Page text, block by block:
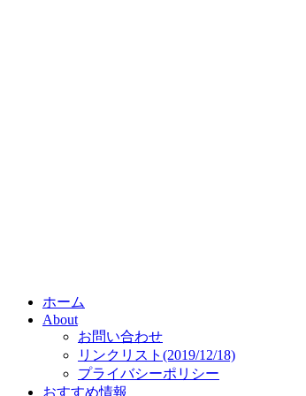
ホーム
About
お問い合わせ
リンクリスト(2019/12/18)
プライバシーポリシー
おすすめ情報